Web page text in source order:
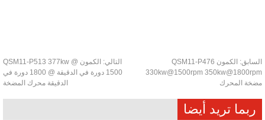
الكمون QSM11-P476
330kw@1500rpm
المحرك
التالي:
الكمون QSM11-P513 377kw @
1500 دورة في الدقيقة @ 1800 دورة في
الدقيقة محرك المضخة
ربما تريد أيضا